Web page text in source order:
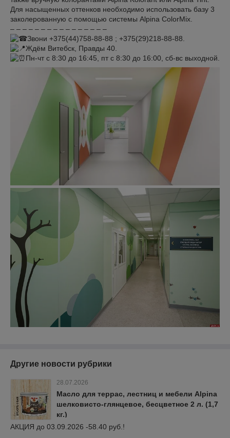
Для насыщенных оттенков необходимо использовать базу 3
заколерованную с помощью системы Alpina ColorMix.
– – – – – – – – – – – – – – – –
Звони +375(44)758-88-88 ; +375(29)218-88-88.
Ждём Витебск, Правды 40.
Пн-чт с 8:30 до 16:45, пт с 8:30 до 16:00, сб-вс выходной.
Другие новости рубрики
28.07.2026
Масло для террас, лестниц и мебели Alpina
шелковисто-глянцевое, бесцветное 2 л. (1,7
кг.)
АКЦИЯ до 03.09.2026 -58.40 руб.!